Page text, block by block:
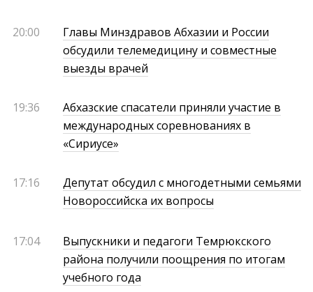
20:00
Главы Минздравов Абхазии и России
обсудили телемедицину и совместные
выезды врачей
19:36
Абхазские спасатели приняли участие в
международных соревнованиях в
«Сириусе»
17:16
Депутат обсудил с многодетными семьями
Новороссийска их вопросы
17:04
Выпускники и педагоги Темрюкского
района получили поощрения по итогам
учебного года